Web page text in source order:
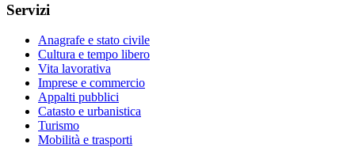
Servizi
Anagrafe e stato civile
Cultura e tempo libero
Vita lavorativa
Imprese e commercio
Appalti pubblici
Catasto e urbanistica
Turismo
Mobilità e trasporti